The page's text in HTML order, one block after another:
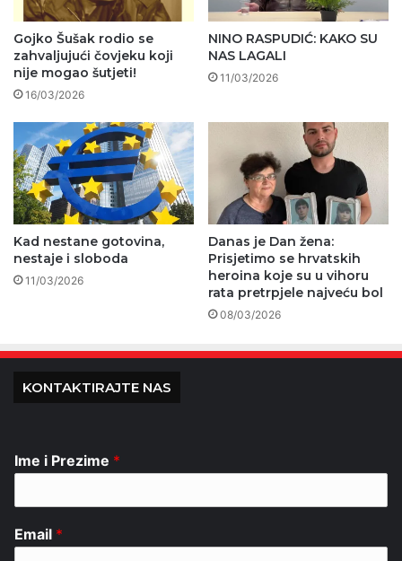
Gojko Šušak rodio se
zahvaljujući čovjeku koji
nije mogao šutjeti!
16/03/2026
NINO RASPUDIĆ: KAKO SU
NAS LAGALI
11/03/2026
Kad nestane gotovina,
nestaje i sloboda
11/03/2026
Danas je Dan žena:
Prisjetimo se hrvatskih
heroina koje su u vihoru
rata pretrpjele najveću bol
08/03/2026
KONTAKTIRAJTE NAS
Ime i Prezime *
Email *